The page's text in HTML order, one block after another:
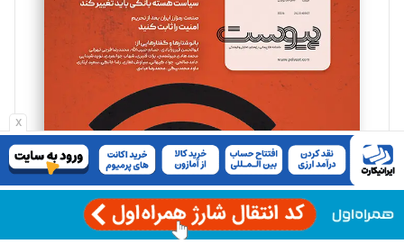
x
تحریریه
مینا پاکدل
یسنا امان‌پور
تحریریه